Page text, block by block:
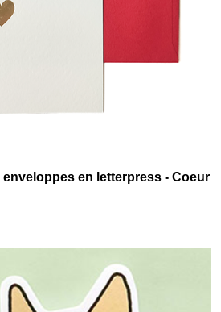
enveloppes en letterpress - Coeur